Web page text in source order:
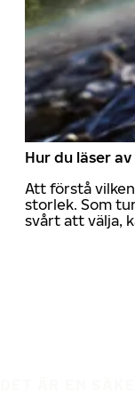
Hur du läser
Att förstå
storlek. Som
svårt att välja,